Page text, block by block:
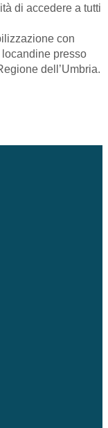
di accedere a tutti
con
presso
dell’Umbria.